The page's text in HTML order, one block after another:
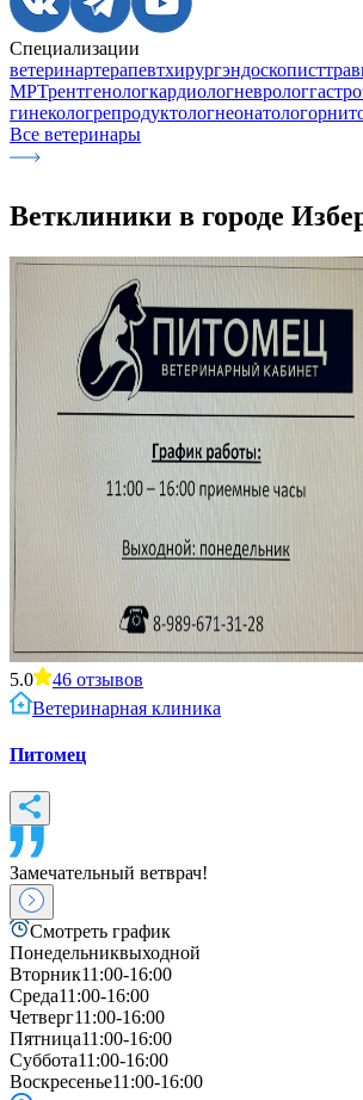
Специализации
ветеринартерапевтхирургэндоскопист
МРТрентгенологкардиологневролог
гинекологрепродуктологнеонатолог
Все ветеринары
Ветклиники в городе
5.0 46 отзывов
Ветеринарная клиника
Питомец
Замечательный ветврач!
Смотреть график
Понедельниквыходной
Вторник11:00-16:00
Среда11:00-16:00
Четверг11:00-16:00
Пятница11:00-16:00
Суббота11:00-16:00
Воскресенье11:00-16:00